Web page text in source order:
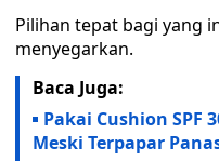
Pilihan tepat bagi yang
menyegarkan.
Baca Juga:
Pakai Cushion SPF
Meski Terpapar